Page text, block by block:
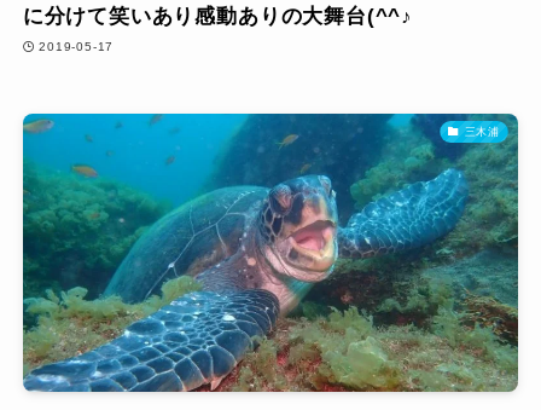
に分けて笑いあり感動ありの大舞台(^^♪
2019-05-17
三木浦